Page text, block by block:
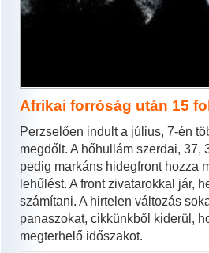
Afrikai forróság után 15
Perzselően indult a július, 7-én
megdőlt. A hőhullám szerdai, 37,
pedig markáns hidegfront hozza
lehűlést. A front zivatarokkal jár,
számítani. A hirtelen változás
panaszokat, cikkünkből kiderül,
megterhelő időszakot.